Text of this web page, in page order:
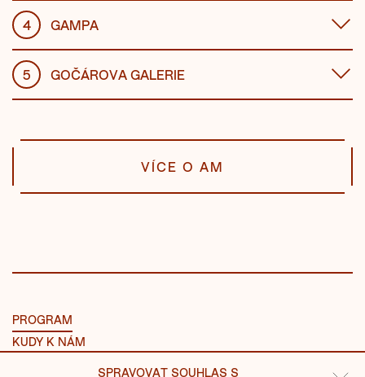
SPRAVOVAT SOUHLAS S
4 GAMPA
5 GOČÁROVA GALERIE
VÍCE O AM
PROGRAM
KUDY K NÁM